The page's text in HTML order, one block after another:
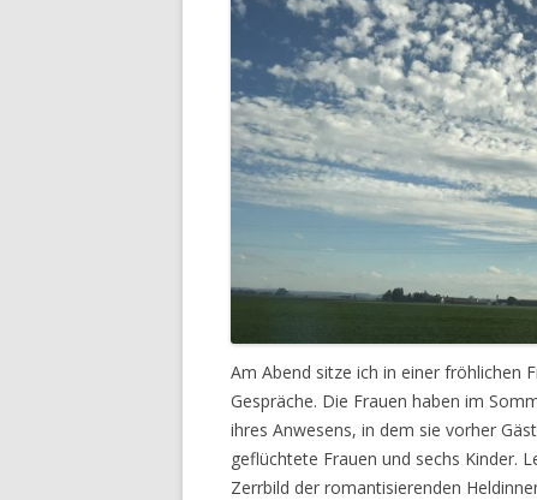
Am Abend sitze ich in einer fröhlichen
Gespräche. Die Frauen haben im
ihres Anwesens, in dem sie vorher
geflüchtete Frauen und sechs Kinder.
Zerrbild der romantisierenden